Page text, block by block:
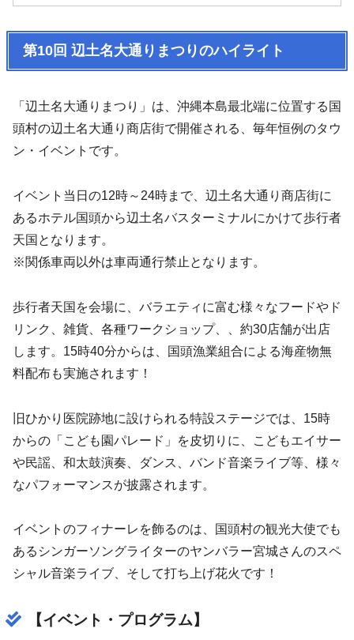
第10回 辺土名大通りまつりのハイライト
「辺土名大通りまつり」は、沖縄本島最北端に位置する国
頭村の辺土名大通り商店街で開催される、毎年恒例のタウ
ン・イベントです。
イベント当日の12時～24時まで、辺土名大通り商店街に
あるホテル国頭から辺土名バスターミナルにかけて歩行者
天国となります。
※関係車両以外は車両通行禁止となります。
歩行者天国を会場に、バラエティに富む様々なフードやド
リンク、雑貨、各種ワークショップ、、約30店舗が出店
します。15時40分からは、国頭漁業組合による海産物無
料配布も実施されます！
旧ひかり医院跡地に設けられる特設ステージでは、15時
からの「こども園パレード」を皮切りに、こどもエイサー
や民謡、和太鼓演奏、ダンス、バンド音楽ライブ等、様々
なパフォーマンスが披露されます。
イベントのフィナーレを飾るのは、国頭村の観光大使でも
あるシンガーソングライターのヤンバラー宮城さんのスペ
シャル音楽ライブ、そして打ち上げ花火です！
【イベント・プログラム】